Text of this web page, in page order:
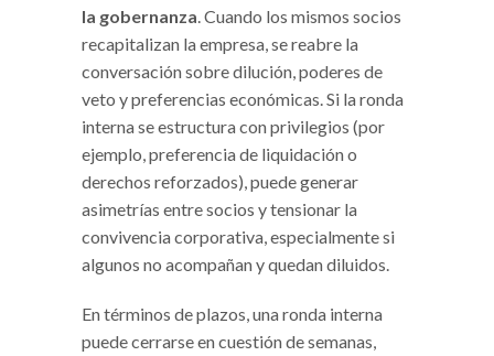
la gobernanza. Cuando los mismos socios
recapitalizan la empresa, se reabre la
conversación sobre dilución, poderes de
veto y preferencias económicas. Si la ronda
interna se estructura con privilegios (por
ejemplo, preferencia de liquidación o
derechos reforzados), puede generar
asimetrías entre socios y tensionar la
convivencia corporativa, especialmente si
algunos no acompañan y quedan diluidos.
En términos de plazos, una ronda interna
puede cerrarse en cuestión de semanas,